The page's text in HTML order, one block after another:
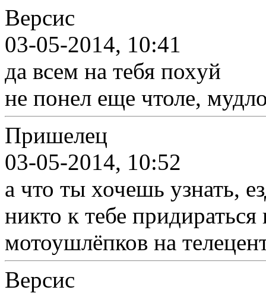
Версис
03-05-2014, 10:41
да всем на тебя похyй
не понел еще чтоле,
Пришелец
03-05-2014, 10:52
а что ты хочешь узнать,
никто к тебе
мотоушлёпков на
Версис